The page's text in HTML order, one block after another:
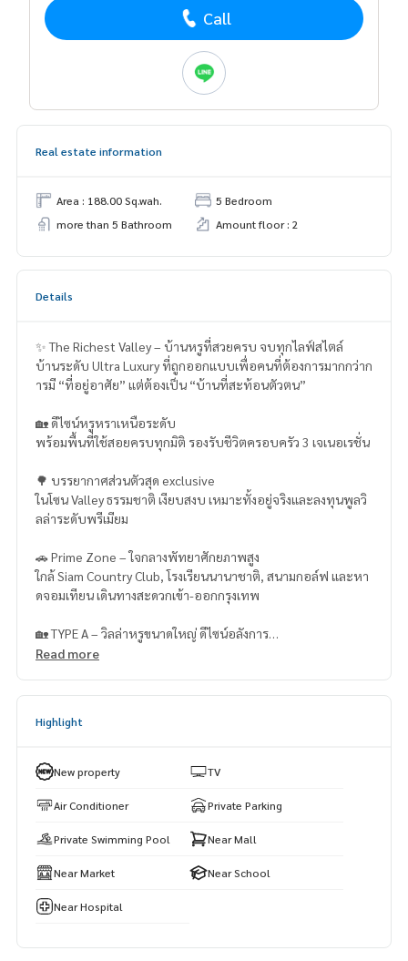
Call
Real estate information
Area : 188.00 Sq.wah.
5 Bedroom
more than 5 Bathroom
Amount floor : 2
Details
✨ The Richest Valley – บ้านหรูที่สวยครบ จบทุกไลฟ์สไตล์
บ้านระดับ Ultra Luxury ที่ถูกออกแบบเพื่อคนที่ต้องการมากกว่าก
ารมี “ที่อยู่อาศัย” แต่ต้องเป็น “บ้านที่สะท้อนตัวตน”
🏡 ดีไซน์หรูหราเหนือระดับ
พร้อมพื้นที่ใช้สอยครบทุกมิติ รองรับชีวิตครอบครัว 3 เจเนอเรชั่น
🌳 บรรยากาศส่วนตัวสุด exclusive
ในโซน Valley ธรรมชาติ เงียบสงบ เหมาะทั้งอยู่จริงและลงทุนพูลวิ
ลล่าระดับพรีเมียม
🚗 Prime Zone – ใจกลางพัทยาศักยภาพสูง
ใกล้ Siam Country Club, โรงเรียนนานาชาติ, สนามกอล์ฟ และหา
ดจอมเทียน เดินทางสะดวกเข้า-ออกกรุงเทพ
🏡 TYPE A – วิลล่าหรูขนาดใหญ่ ดีไซน์อลังการ
✨ Function รองรับทุกไลฟ์สไตล์ระดับบน
✅ 6 ห้องน้ำ
✅ 1 Living Room Double Space สูง 6.5 เมตร
✅ 1 ห้องทานข้าว
✅ ห้องแม่บ้าน + ห้องน้ำ
✅ ห้องซักรีด & ห้องเก็บของ
✅ ที่จอดรถ 4 คัน
✅ สระว่ายน้ำส่วนตัวขนาด 4x10 ม. พร้อมพื้นที่พักผ่อน Outdoor
Read more
Highlight
New property TV
Air Conditioner Private Parking
Private Swimming Pool Near Mall
Near Market Near School
Near Hospital